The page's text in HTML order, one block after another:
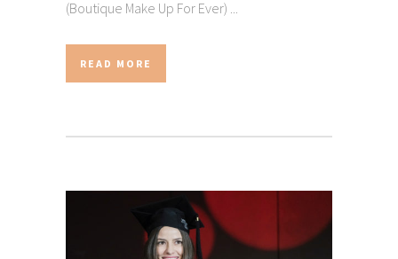
(Boutique Make Up For Ever) ...
READ MORE